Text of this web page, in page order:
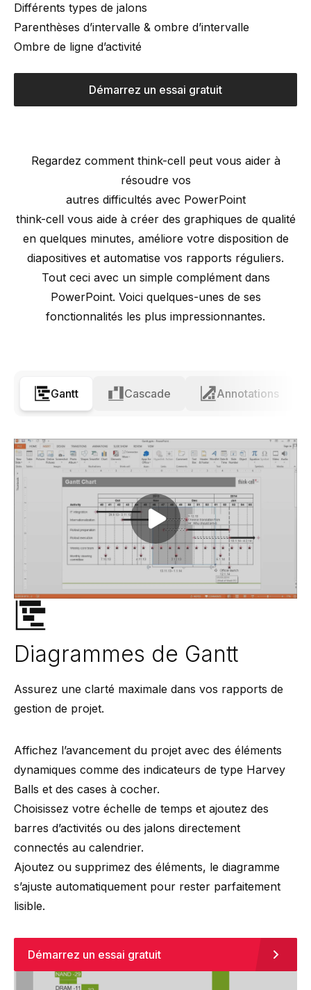
Différents types de jalons
Parenthèses d’intervalle & ombre d’intervalle
Ombre de ligne d’activité
Démarrez un essai gratuit
Regardez comment think-cellpeut vous aider à
résoudre vos
autres difficultés avec PowerPoint
think-cellvous aide à créer des graphiques de qualité
en quelques minutes, améliore votre disposition de
diapositives et automatise vos rapports réguliers.
Tout ceci avec un simple complément dans
PowerPoint. Voici quelques-unes de ses
fonctionnalités les plus impressionnantes.
Gantt Cascade Annotations
Diagrammes de Gantt
Assurez une clarté maximale dans vos rapports de
gestion de projet.
Affichez l’avancement du projet avec des éléments
dynamiques comme des indicateurs de type Harvey
Balls et des cases à cocher.
Choisissez votre échelle de temps et ajoutez des
barres d’activités ou des jalons directement
connectés au calendrier.
Ajoutez ou supprimez des éléments, le diagramme
s’ajuste automatiquement pour rester parfaitement
lisible.
Démarrez un essai gratuit
Play video